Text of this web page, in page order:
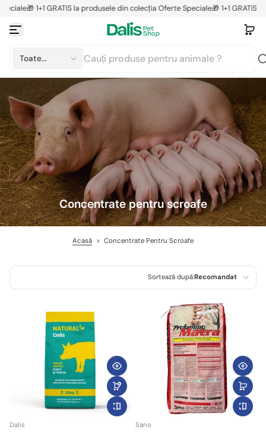
Sari la conținut
🎁 1+1 GRATIS la produsele din colecția Oferte Speciale🎁 1+1 GRATIS la
Toate
Concentrate pentru scroafe
Acasă > Concentrate Pentru Scroafe
Sortează după:Recomandat
Cele mai relevante
Cel mai bine vândut
Alfabetic, A-Z
Alfabetic, Z-A
Preț, de la mic la
Dalis Sano